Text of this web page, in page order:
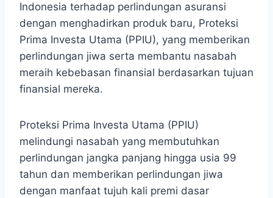
Indonesia terhadap perlindungan asuransi
dengan menghadirkan produk baru, Proteksi
Prima Investa Utama (PPIU), yang memberikan
perlindungan jiwa serta membantu nasabah
meraih kebebasan finansial berdasarkan tujuan
finansial mereka.
Proteksi Prima Investa Utama (PPIU)
melindungi nasabah yang membutuhkan
perlindungan jangka panjang hingga usia 99
tahun dan memberikan perlindungan jiwa
dengan manfaat tujuh kali premi dasar